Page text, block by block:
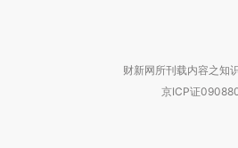
财新网所刊载内容之知
京ICP证